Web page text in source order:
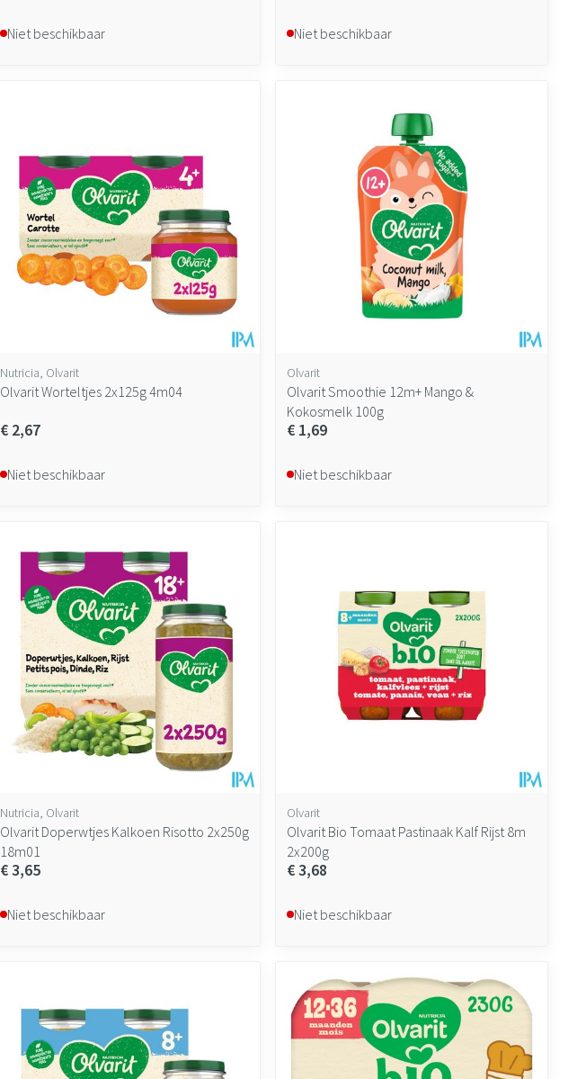
Niet beschikbaar Niet beschikbaar
Nutricia, Olvarit
Olvarit Worteltjes 2x125g 4m04
€ 2,67
Niet beschikbaar
Olvarit
Olvarit Smoothie 12m+ Mango &
Kokosmelk 100g
€ 1,69
Niet beschikbaar
Nutricia, Olvarit
Olvarit Doperwtjes Kalkoen Risotto 2x250g
18m01
€ 3,65
Niet beschikbaar
Olvarit
Olvarit Bio Tomaat Pastinaak Kalf Rijst 8m
2x200g
€ 3,68
Niet beschikbaar